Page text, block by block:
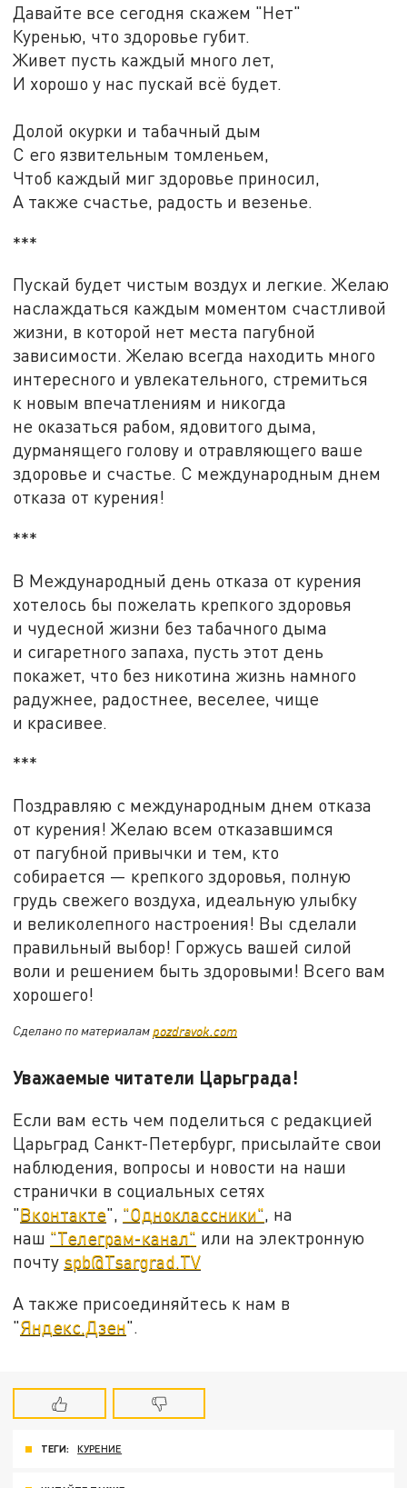
Давайте все сегодня скажем "Нет"
Куренью, что здоровье губит.
Живет пусть каждый много лет,
И хорошо у нас пускай всё будет.
Долой окурки и табачный дым
С его язвительным томленьем,
Чтоб каждый миг здоровье приносил,
А также счастье, радость и везенье.
***
Пускай будет чистым воздух и легкие. Желаю
наслаждаться каждым моментом счастливой
жизни, в которой нет места пагубной
зависимости. Желаю всегда находить много
интересного и увлекательного, стремиться
к новым впечатлениям и никогда
не оказаться рабом, ядовитого дыма,
дурманящего голову и отравляющего ваше
здоровье и счастье. С международным днем
отказа от курения!
***
В Международный день отказа от курения
хотелось бы пожелать крепкого здоровья
и чудесной жизни без табачного дыма
и сигаретного запаха, пусть этот день
покажет, что без никотина жизнь намного
радужнее, радостнее, веселее, чище
и красивее.
***
Поздравляю с международным днем отказа
от курения! Желаю всем отказавшимся
от пагубной привычки и тем, кто
собирается — крепкого здоровья, полную
грудь свежего воздуха, идеальную улыбку
и великолепного настроения! Вы сделали
правильный выбор! Горжусь вашей силой
воли и решением быть здоровыми! Всего вам
хорошего!
Сделано по материаламpozdravok.com
Уважаемые читатели Царьграда!
Если вам есть чем поделиться с редакцией
Царьград Санкт-Петербург, присылайте свои
наблюдения, вопросы и новости на наши
странички в социальных сетях
"Вконтакте", "Одноклассники", на
наш "Телеграм-канал" или на электронную
почту spb@Tsargrad.TV
А также присоединяйтесь к нам в
"Яндекс.Дзен".
ТЕГИ: КУРЕНИЕ